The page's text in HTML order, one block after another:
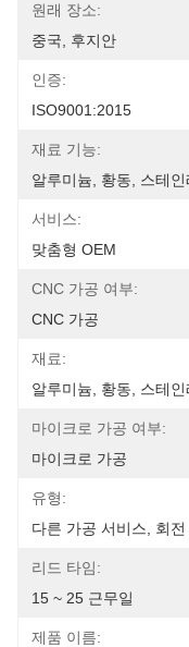
원래 장소:
중국, 후지안
인증:
ISO9001:2015
재료 기능:
알루미늄, 황동, 스테
서비스:
맞춤형 OEM
CNC 가공 여부:
CNC 가공
재료:
알루미늄, 황동, 스테인
마이크로 가공 여부:
마이크로 가공
유형:
다른 가공 서비스, 회전
리드 타임:
15 ~ 25 근무일
제품 이름: